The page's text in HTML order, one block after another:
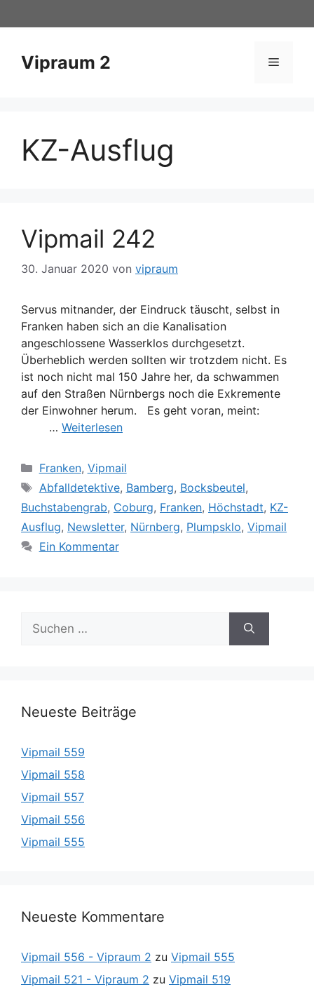
Inhalt
Vipraum 2 Menü
KZ-Ausflug
Vipmail 242
30. Januar 2020 von vipraum
Servus mitnander, der Eindruck täuscht, selbst in
Franken haben sich an die Kanalisation
angeschlossene Wasserklos durchgesetzt.
Überheblich werden sollten wir trotzdem nicht. Es
ist noch nicht mal 150 Jahre her, da schwammen
auf den Straßen Nürnbergs noch die Exkremente
der Einwohner herum. Es geht voran, meint:
… Weiterlesen
Kategorien
Franken, Vipmail
Schlagwörter
Abfalldetektive, Bamberg, Bocksbeutel,
Buchstabengrab, Coburg, Franken, Höchstadt, KZ-
Ausflug, Newsletter, Nürnberg, Plumpsklo, Vipmail
Ein Kommentar
Suche
nach:
Neueste Beiträge
Vipmail 559
Vipmail 558
Vipmail 557
Vipmail 556
Vipmail 555
Neueste Kommentare
Vipmail 556 - Vipraum 2 zu Vipmail 555
Vipmail 521 - Vipraum 2 zu Vipmail 519